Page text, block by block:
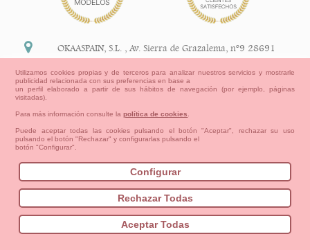
Bebés Pequeños/as Niña Niño
Mamas & Papas
NUEVA COLECCION
OUTLET-ULTIMAS TALLAS
Información Legal
política de devoluciones y reembolsos
Aviso Legal Aviso Cookies
Cómo crear tu cuenta OKAA.
Mapa del sitio
OKAASPAIN, S.L. ,Av. Sierra de Grazalema, nº9 28691
+34 91 113 89 09
Utilizamos cookies propias y de terceros para analizar nuestros servicios y mostrarle
publicidad relacionada con sus preferencias en base a
un perfil elaborado a partir de sus hábitos de navegación (por ejemplo, páginas
visitadas).
Para más información consulte lapolítica de cookies
Puede aceptar todas las cookies pulsando el botón "Aceptar", rechazar su uso
pulsando el botón "Rechazar" y configurarlas pulsando el
botón "Configurar".
Configurar
Rechazar Todas
Aceptar Todas